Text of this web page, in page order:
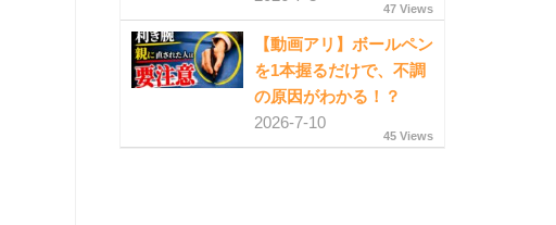
47 Views
【動画アリ】ボールペン
を1本握るだけで、不調
の原因がわかる！？
2026-7-10
45 Views